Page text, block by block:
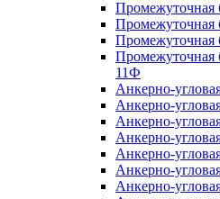
Промежуточная
Промежуточная
Промежуточная
Промежуточная
11Ф
Анкерно-
Анкерно-
Анкерно-
Анкерно-
Анкерно-
Анкерно-
Анкерно-